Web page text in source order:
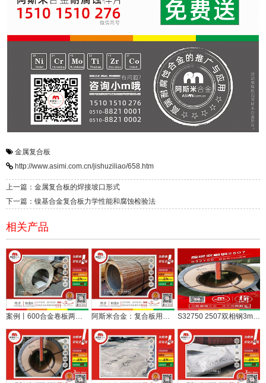
金属复合板
http://www.asimi.com.cn/jishuziliao/658.htm
上一篇：金属复合板的焊接坡口形式
下一篇：镍基合金复合板力学性能和腐蚀检验法
相关产品
案例丨600合金卷板两余吨定尺开平发往复合板厂 阿斯米合金：复合板用蒙乃尔400合金3mm厚卷板发货 S32750 2507双相钢3mm卷板定开服务于金属复合板